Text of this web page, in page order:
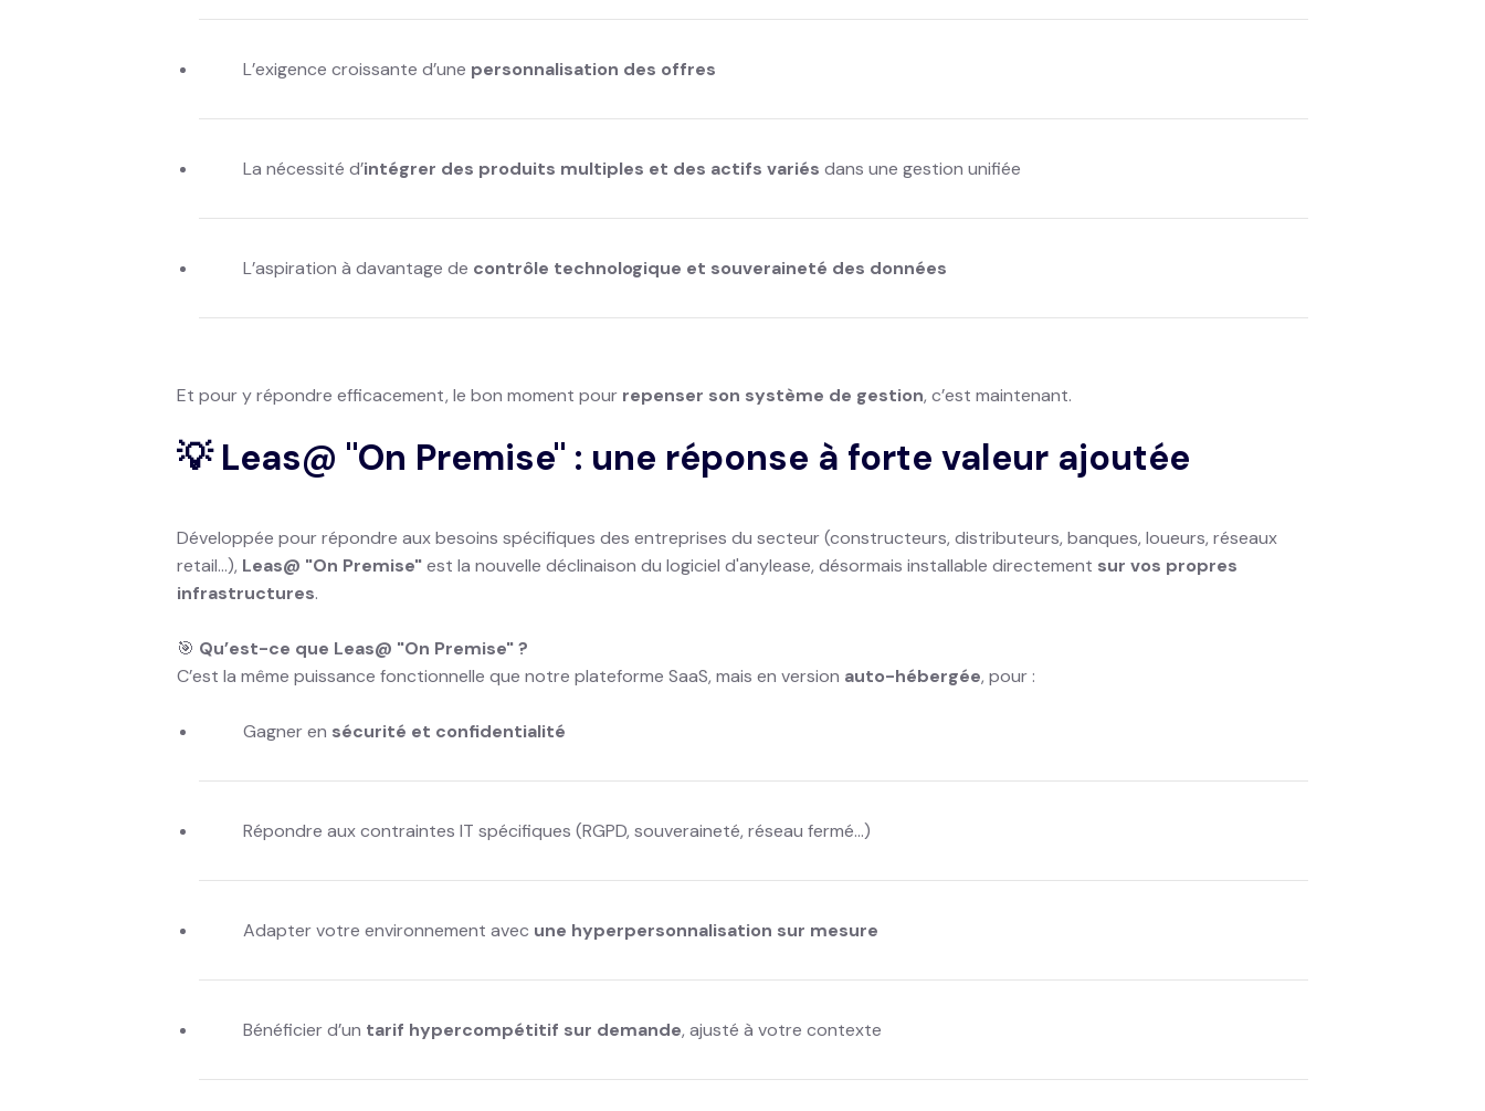
L’exigence croissante d’une personnalisation des offres
La nécessité d’intégrer des produits multiples et des actifs variés dans une gestion unifiée
L’aspiration à davantage de contrôle technologique et souveraineté des données
Et pour y répondre efficacement, le bon moment pour repenser son système de gestion, c’est maintenant.
💡 Leas@ "On Premise" : une réponse à forte valeur ajoutée
Développée pour répondre aux besoins spécifiques des entreprises du secteur (constructeurs, distributeurs, banques, loueurs, réseaux
retail…), Leas@ "On Premise"est la nouvelle déclinaison du logiciel d'anylease, désormais installable directement sur vos propres
infrastructures.
🎯 Qu’est-ce que Leas@ "On Premise" ?
C’est la même puissance fonctionnelle que notre plateforme SaaS, mais en version auto-hébergée, pour :
Gagner en sécurité et confidentialité
Répondre aux contraintes IT spécifiques (RGPD, souveraineté, réseau fermé…)
Adapter votre environnement avec une hyperpersonnalisation sur mesure
Bénéficier d’un tarif hypercompétitif sur demande, ajusté à votre contexte